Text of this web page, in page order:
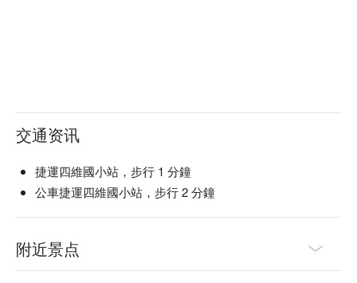
交通资讯
捷運四維國小站，步行 1 分鐘
公車捷運四維國小站，步行 2 分鐘
附近景点